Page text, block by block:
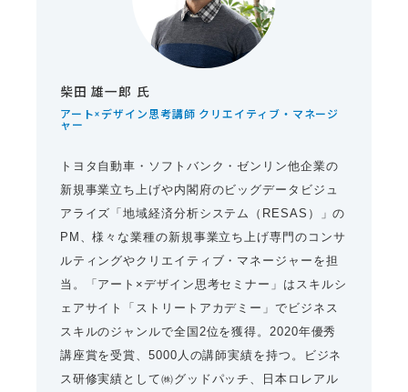
柴田 雄一郎 氏
アート×デザイン思考講師 クリエイティブ・マネージ
ャー
トヨタ自動車・ソフトバンク・ゼンリン他企業の
新規事業立ち上げや内閣府のビッグデータビジュ
アライズ「地域経済分析システム（RESAS）」の
PM、様々な業種の新規事業立ち上げ専門のコンサ
ルティングやクリエイティブ・マネージャーを担
当。「アート×デザイン思考セミナー」はスキルシ
ェアサイト「ストリートアカデミー」でビジネス
スキルのジャンルで全国2位を獲得。2020年優秀
講座賞を受賞、5000人の講師実績を持つ。ビジネ
ス研修実績として㈱グッドパッチ、日本ロレアル